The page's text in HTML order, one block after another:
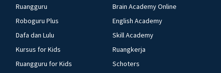
Ruangguru
Roboguru Plus
Dafa dan Lulu
Kursus for Kids
Ruangguru for Kids
Brain Academy Online
English Academy
Skill Academy
Ruangkerja
Schoters